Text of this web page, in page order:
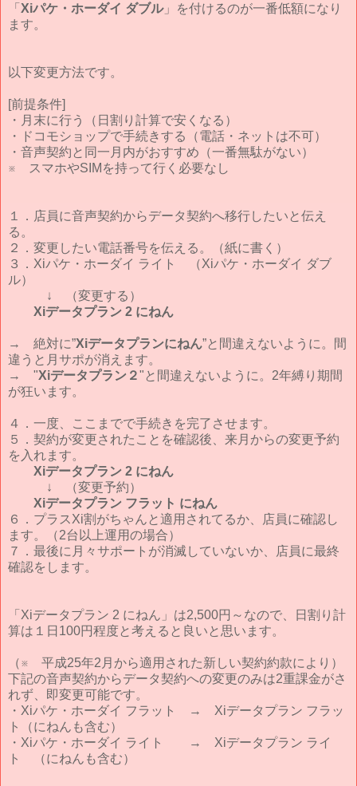
「 Xiパケ・ホーダイ ダブル」を付けるのが一番低額になり
ます。
以下変更方法です。
[前提条件]
・月末に行う（日割り計算で安くなる）
・ドコモショップで手続きする（電話・ネットは不可）
・音声契約と同一月内がおすすめ（一番無駄がない）
※ スマホやSIMを持って行く必要なし
１．店員に音声契約からデータ契約へ移行したいと伝え
る。
２．変更したい電話番号を伝える。（紙に書く）
３．Xiパケ・ホーダイ ライト （Xiパケ・ホーダイ ダブ
ル）
↓ （変更する）
Xiデータプラン 2 にねん
→ 絶対に”Xiデータプランにねん”と間違えないように。間
違うと月サポが消えます。
→ "Xiデータプラン２"と間違えないように。2年縛り期間
が狂います。
４．一度、ここまでで手続きを完了させます。
５．契約が変更されたことを確認後、来月からの変更予約
を入れます。
Xiデータプラン 2 にねん
↓ （変更予約）
Xiデータプラン フラット にねん
６．プラスXi割がちゃんと適用されてるか、店員に確認し
ます。（2台以上運用の場合）
７．最後に月々サポートが消滅していないか、店員に最終
確認をします。
「Xiデータプラン 2 にねん」は2,500円～なので、日割り計
算は１日100円程度と考えると良いと思います。
（※ 平成25年2月から適用された新しい契約約款により）
下記の音声契約からデータ契約への変更のみは2重課金がさ
れず、即変更可能です。
・Xiパケ・ホーダイ フラット → Xiデータプラン フラッ
ト（にねんも含む）
・Xiパケ・ホーダイ ライト → Xiデータプラン ライ
ト （にねんも含む）